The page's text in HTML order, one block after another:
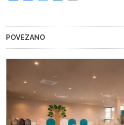
POVEZANO